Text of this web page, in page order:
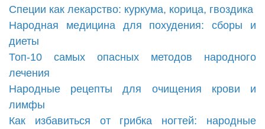
Специи как лекарство: куркума, корица, гвоздика
Народная медицина для похудения: сборы и
диеты
Топ-10 самых опасных методов народного
лечения
Народные рецепты для очищения крови и
лимфы
Как избавиться от грибка ногтей: народные